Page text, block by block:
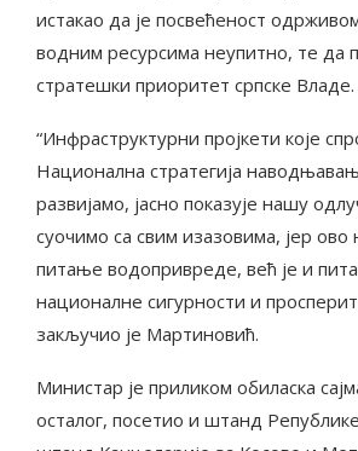
истакао да је посвећеност
водним ресурсима неупитно, те да
стратешки приоритет српске Владе.
“Инфраструктурни пројкети које
Национална стратегија
развијамо, јасно показује нашу
суочимо са свим изазовима, јер ово
питање водопривреде, већ је и
националне сигурности и
закључио је Мартиновић.
Mинистар је приликом обиласка
осталог, посетио и штанд